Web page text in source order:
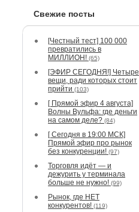
Свежие посты
[Честный тест] 100 000
превратились в
МИЛЛИОН! (65)
[ЭФИР СЕГОДНЯ!] Четыре
вещи, ради которых стоит
прийти (103)
[ Прямой эфир 4 августа]
Волны Вульфа: где деньги
на самом деле? (84)
[ Сегодня в 19:00 МСК]
Прямой эфир про рынок
без конкуренции! (97)
Торговля идёт — и
дежурить у терминала
больше не нужно! (99)
Рынок, где НЕТ
конкурентов! (119)